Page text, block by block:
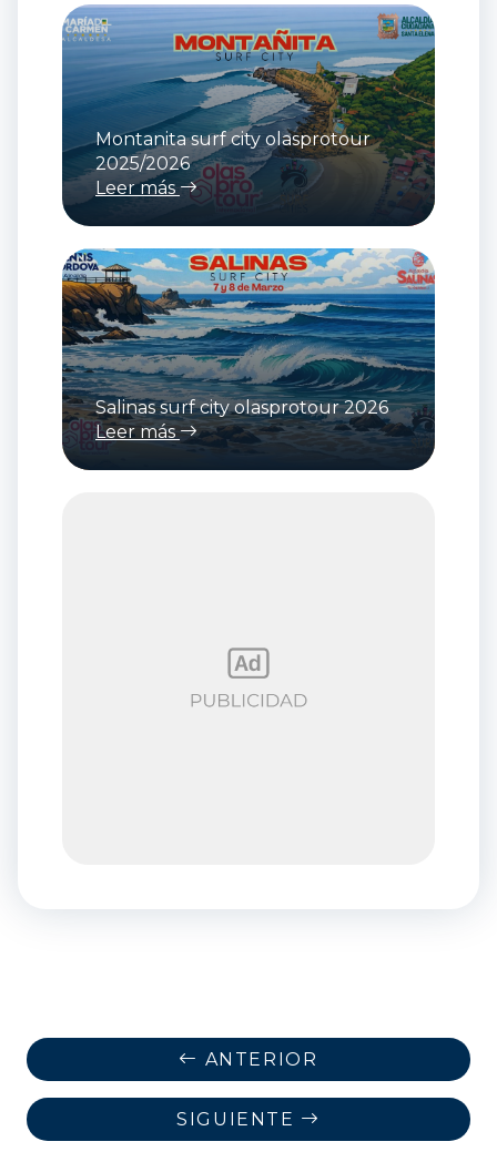
Montanita surf city olasprotour
2025/2026
Leer más
Salinas surf city olasprotour 2026
Leer más
ANTERIOR
SIGUIENTE